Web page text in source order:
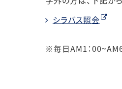
シラバス照会
※毎日AM1：00~AM6